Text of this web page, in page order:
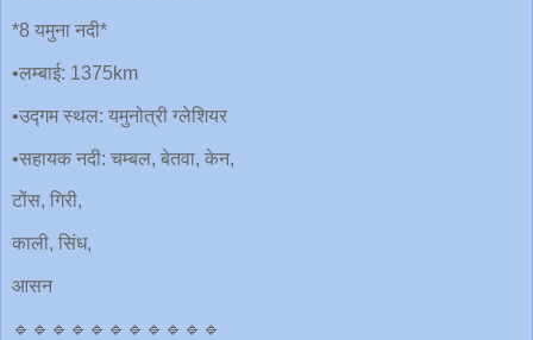
*8 यमुना नदी*
•लम्बाई: 1375km
•उद्गम स्थल: यमुनोत्री ग्लेशियर
•सहायक नदी: चम्बल, बेतवा, केन,
टोंस, गिरी,
काली, सिंध,
आसन
🔹🔹🔹🔹🔹🔹🔹🔹🔹🔹🔹